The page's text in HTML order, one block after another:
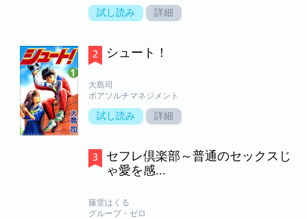
試し読み 詳細
シュート！
大島司
ボアソルチマネジメント
試し読み 詳細
セフレ倶楽部～普通のセックスじ
ゃ愛を感...
藤堂はくる
グループ・ゼロ